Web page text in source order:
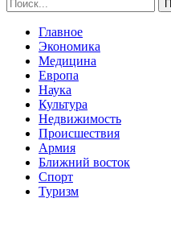
Главное
Экономика
Медицина
Европа
Наука
Культура
Недвижимость
Происшествия
Армия
Ближний восток
Спорт
Туризм